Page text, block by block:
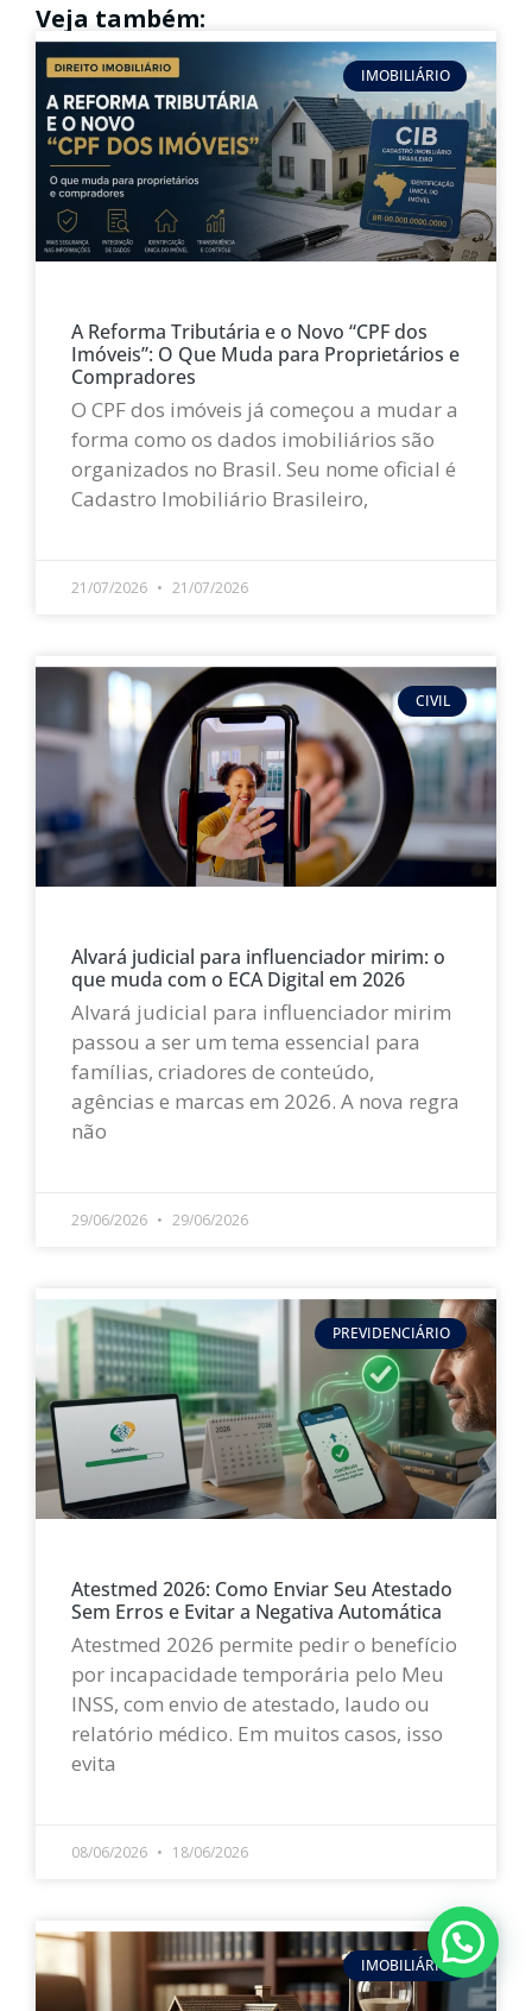
Veja também:
IMOBILIÁRIO
A Reforma Tributária e o Novo “CPF dos
Imóveis”: O Que Muda para Proprietários e
Compradores
O CPF dos imóveis já começou a mudar a
forma como os dados imobiliários são
organizados no Brasil. Seu nome oficial é
Cadastro Imobiliário Brasileiro,
21/07/2026 21/07/2026
CIVIL
Alvará judicial para influenciador mirim: o
que muda com o ECA Digital em 2026
Alvará judicial para influenciador mirim
passou a ser um tema essencial para
famílias, criadores de conteúdo,
agências e marcas em 2026. A nova regra
não
29/06/2026 29/06/2026
PREVIDENCIÁRIO
Atestmed 2026: Como Enviar Seu Atestado
Sem Erros e Evitar a Negativa Automática
Atestmed 2026 permite pedir o benefício
por incapacidade temporária pelo Meu
INSS, com envio de atestado, laudo ou
relatório médico. Em muitos casos, isso
evita
08/06/2026 18/06/2026
IMOBILIÁRIO